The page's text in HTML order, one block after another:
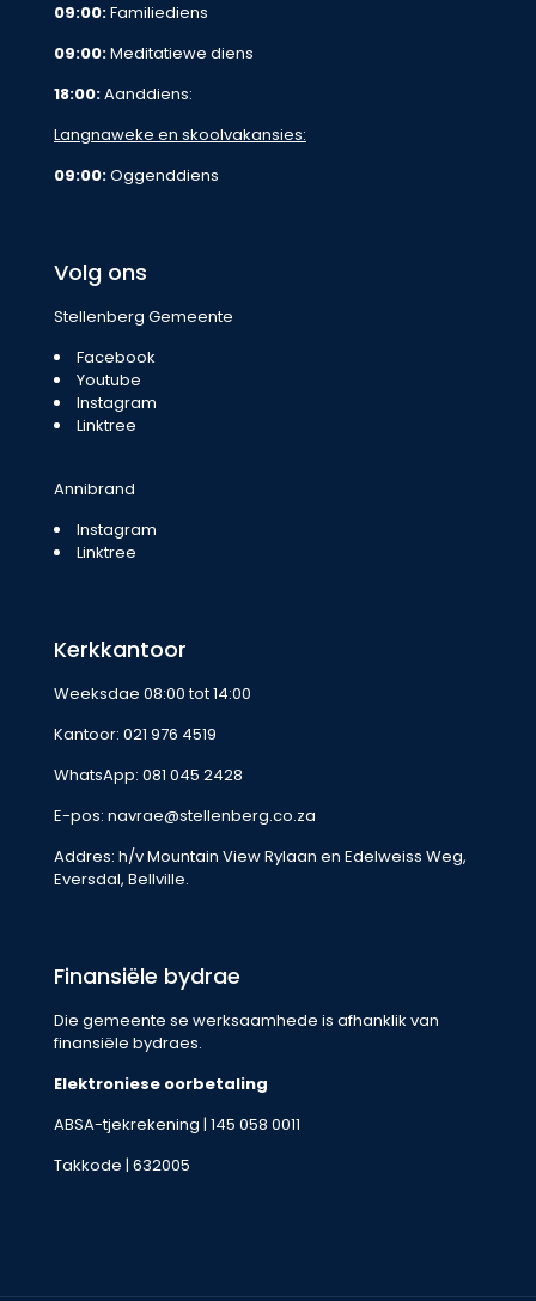
09:00:Familiediens
09:00:Meditatiewe diens
18:00:Aanddiens:
Langnaweke en skoolvakansies:
09:00:Oggenddiens
Volg ons
Stellenberg Gemeente
Facebook
Youtube
Instagram
Linktree
Annibrand
Instagram
Linktree
Kerkkantoor
Weeksdae 08:00 tot 14:00
Kantoor: 021 976 4519
WhatsApp: 081 045 2428
E-pos: navrae@stellenberg.co.za
Addres: h/v Mountain View Rylaan en Edelweiss Weg,
Eversdal, Bellville.
Finansiële bydrae
Die gemeente se werksaamhede is afhanklik van
finansiële bydraes.
Elektroniese oorbetaling
ABSA-tjekrekening | 145 058 0011
Takkode | 632005